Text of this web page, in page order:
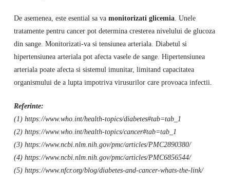
De asemenea, este esential sa va monitorizati glicemia. Unele
tratamente pentru cancer pot determina cresterea nivelului de glucoza
din sange. Monitorizati-va si tensiunea arteriala. Diabetul si
hipertensiunea arteriala pot afecta vasele de sange. Hipertensiunea
arteriala poate afecta si sistemul imunitar, limitand capacitatea
organismului de a lupta impotriva virusurilor care provoaca infectii.
Referinte:
(1) https://www.who.int/health-topics/diabetes#tab=tab_1
(2) https://www.who.int/health-topics/cancer#tab=tab_1
(3) https://www.ncbi.nlm.nih.gov/pmc/articles/PMC2890380/
(4) https://www.ncbi.nlm.nih.gov/pmc/articles/PMC6856544/
(5) https://www.nfcr.org/blog/diabetes-and-cancer-whats-the-link/